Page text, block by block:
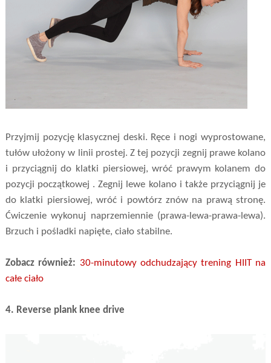
Przyjmij pozycję klasycznej deski. Ręce i nogi wyprostowane,
tułów ułożony w linii prostej. Z tej pozycji zegnij prawe kolano
i przyciągnij do klatki piersiowej, wróć prawym kolanem do
pozycji początkowej . Zegnij lewe kolano i także przyciągnij je
do klatki piersiowej, wróć i powtórz znów na prawą stronę.
Ćwiczenie wykonuj naprzemiennie (prawa-lewa-prawa-lewa).
Brzuch i pośladki napięte, ciało stabilne.
Zobacz również: 30-minutowy odchudzający trening HIIT na
całe ciało
4. Reverse plank knee drive